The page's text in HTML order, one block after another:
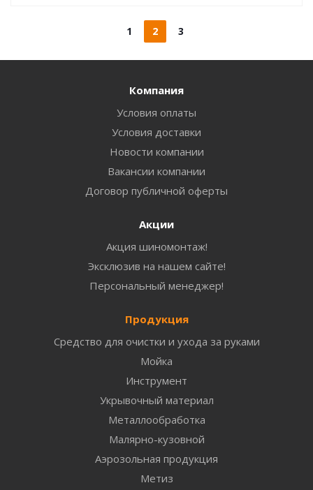
1 2 3
Компания
Условия оплаты
Условия доставки
Новости компании
Вакансии компании
Договор публичной оферты
Акции
Акция шиномонтаж!
Эксклюзив на нашем сайте!
Персональный менеджер!
Продукция
Средство для очистки и ухода за руками
Мойка
Инструмент
Укрывочный материал
Металлообработка
Малярно-кузовной
Аэрозольная продукция
Метиз